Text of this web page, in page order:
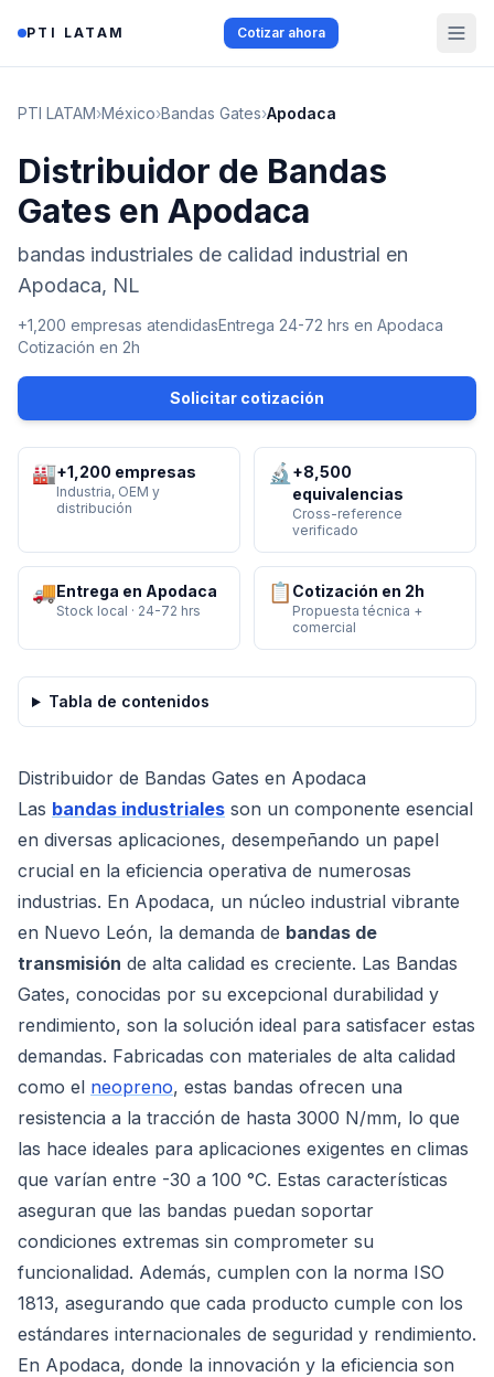
PTI LATAM Cotizar ahora
PTI LATAM›México›Bandas Gates›Apodaca
Distribuidor de Bandas
Gates en Apodaca
bandas industriales de calidad industrial en
Apodaca, NL
+1,200 empresas atendidasEntrega 24-72 hrs en Apodaca
Cotización en 2h
Solicitar cotización
🏭+1,200 empresas
Industria, OEM y
distribución
🔬 +8,500
equivalencias
Cross-reference
verificado
🚚Entrega en Apodaca
Stock local · 24-72 hrs
📋 Cotización en 2h
Propuesta técnica +
comercial
Tabla de contenidos
Distribuidor de Bandas Gates en Apodaca
Las bandas industriales son un componente esencial
en diversas aplicaciones, desempeñando un papel
crucial en la eficiencia operativa de numerosas
industrias. En Apodaca, un núcleo industrial vibrante
en Nuevo León, la demanda de bandas de
transmisión de alta calidad es creciente. Las Bandas
Gates, conocidas por su excepcional durabilidad y
rendimiento, son la solución ideal para satisfacer estas
demandas. Fabricadas con materiales de alta calidad
como el neopreno, estas bandas ofrecen una
resistencia a la tracción de hasta 3000 N/mm, lo que
las hace ideales para aplicaciones exigentes en climas
que varían entre -30 a 100 °C. Estas características
aseguran que las bandas puedan soportar
condiciones extremas sin comprometer su
funcionalidad. Además, cumplen con la norma ISO
1813, asegurando que cada producto cumple con los
estándares internacionales de seguridad y rendimiento.
En Apodaca, donde la innovación y la eficiencia son